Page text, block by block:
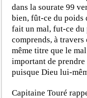
dans la sourate 99
bien, fût-ce du poids
fait un mal, fut-ce du
comprends, à travers
même titre que le
important de prendre
puisque Dieu lui-
Capitaine Touré